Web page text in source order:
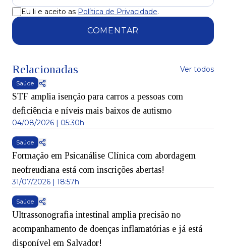
Eu li e aceito as Política de Privacidade.
COMENTAR
Relacionadas Ver todos
Saúde
STF amplia isenção para carros a pessoas com
deficiência e níveis mais baixos de autismo
04/08/2026 | 05:30h
Saúde
Formação em Psicanálise Clínica com abordagem
neofreudiana está com inscrições abertas!
31/07/2026 | 18:57h
Saúde
Ultrassonografia intestinal amplia precisão no
acompanhamento de doenças inflamatórias e já está
disponível em Salvador!